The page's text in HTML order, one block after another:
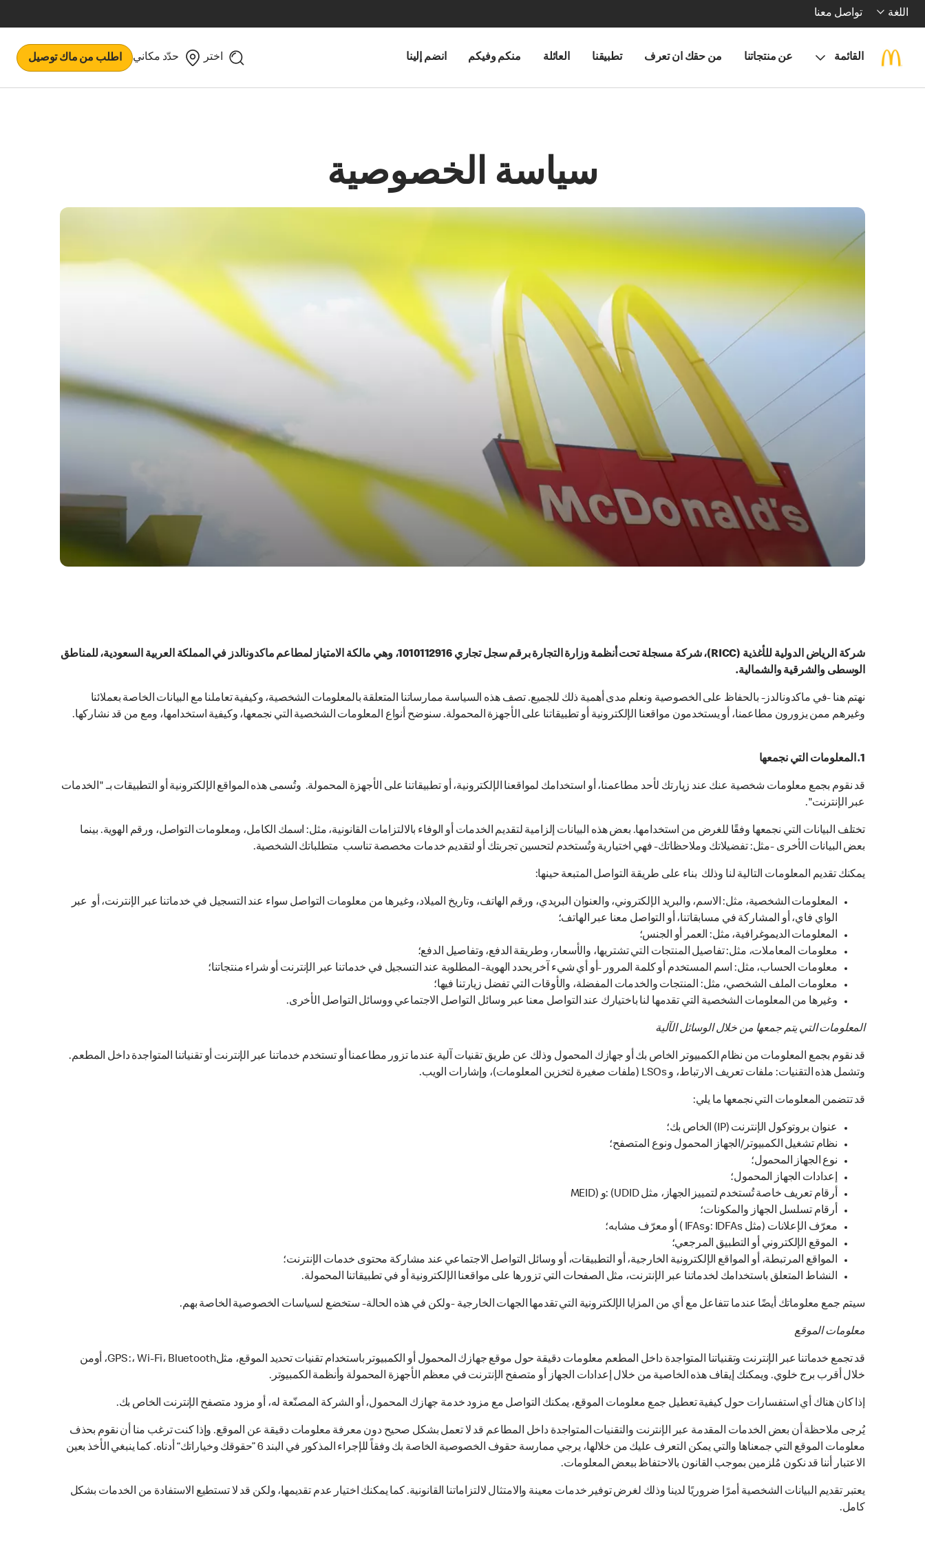
اللغة تواصل معنا
القائمة عن منتجاتنا من حقك ان تعرف تطبيقنا العائلة منكم وفيكم انضم إلينا اختر حدّد مكاني اطلب من ماك توصيل
سياسة الخصوصية
شركة الرياض الدولية للأغذية (RICC)، شركة مسجلة تحت أنظمة وزارة التجارة برقم سجل تجاري 1010112916، وهي مالكة الامتياز لمطاعم ماكدونالدز في المملكة العربية السعودية، للمناطق
الوسطى والشرقية والشمالية.
نهتم هنا -في ماكدونالدز- بالحفاظ على الخصوصية ونعلم مدى أهمية ذلك للجميع. تصف هذه السياسة ممارساتنا المتعلقة بالمعلومات الشخصية، وكيفية تعاملنا مع البيانات الخاصة بعملائنا
وغيرهم ممن يزورون مطاعمنا، أو يستخدمون مواقعنا الإلكترونية أو تطبيقاتنا على الأجهزة المحمولة. سنوضح أنواع المعلومات الشخصية التي نجمعها، وكيفية استخدامها، ومع من قد نشاركها.
1. المعلومات التي نجمعها
قد نقوم بجمع معلومات شخصية عنك عند زيارتك لأحد مطاعمنا، أو استخدامك لمواقعنا الإلكترونية، أو تطبيقاتنا على الأجهزة المحمولة. وتُسمى هذه المواقع الإلكترونية أو التطبيقات بـ "الخدمات
عبر الإنترنت".
تختلف البيانات التي نجمعها وفقًا للغرض من استخدامها. بعض هذه البيانات إلزامية لتقديم الخدمات أو الوفاء بالالتزامات القانونية، مثل: اسمك الكامل، ومعلومات التواصل، ورقم الهوية. بينما
بعض البيانات الأخرى -مثل: تفضيلاتك وملاحظاتك- فهي اختيارية وتُستخدم لتحسين تجربتك أو لتقديم خدمات مخصصة تناسب متطلباتك الشخصية.
يمكنك تقديم المعلومات التالية لنا وذلك بناء على طريقة التواصل المتبعة حينها:
المعلومات الشخصية، مثل: الاسم، والبريد الإلكتروني، والعنوان البريدي، ورقم الهاتف، وتاريخ الميلاد، وغيرها من معلومات التواصل سواء عند التسجيل في خدماتنا عبر الإنترنت، أو عبر
الواي فاي، أو المشاركة في مسابقاتنا، أو التواصل معنا عبر الهاتف؛
المعلومات الديموغرافية، مثل: العمر أو الجنس؛
معلومات المعاملات، مثل: تفاصيل المنتجات التي تشتريها، والأسعار، وطريقة الدفع، وتفاصيل الدفع؛
معلومات الحساب، مثل: اسم المستخدم أو كلمة المرور -أو أي شيء آخر يحدد الهوية- المطلوبة عند التسجيل في خدماتنا عبر الإنترنت أو شراء منتجاتنا؛
معلومات الملف الشخصي، مثل: المنتجات والخدمات المفضلة، والأوقات التي تفضل زيارتنا فيها؛
وغيرها من المعلومات الشخصية التي تقدمها لنا باختيارك عند التواصل معنا عبر وسائل التواصل الاجتماعي ووسائل التواصل الأخرى.
المعلومات التي يتم جمعها من خلال الوسائل الآلية
قد نقوم بجمع المعلومات من نظام الكمبيوتر الخاص بك أو جهازك المحمول وذلك عن طريق تقنيات آلية عندما تزور مطاعمنا أو تستخدم خدماتنا عبر الإنترنت أو تقنياتنا المتواجدة داخل المطعم.
وتشمل هذه التقنيات: ملفات تعريف الارتباط، و LSOs (ملفات صغيرة لتخزين المعلومات)، وإشارات الويب.
قد تتضمن المعلومات التي نجمعها ما يلي:
عنوان بروتوكول الإنترنت (IP) الخاص بك؛
نظام تشغيل الكمبيوتر/الجهاز المحمول ونوع المتصفح؛
نوع الجهاز المحمول؛
إعدادات الجهاز المحمول؛
أرقام تعريف خاصة تُستخدم لتمييز الجهاز، مثل UDID) :و (MEID
أرقام تسلسل الجهاز والمكونات؛
معرّف الإعلانات (مثل IDFAs :وIFAs ) أو معرّف مشابه؛
الموقع الإلكتروني أو التطبيق المرجعي؛
المواقع المرتبطة، أو المواقع الإلكترونية الخارجية، أو التطبيقات، أو وسائل التواصل الاجتماعي عند مشاركة محتوى خدمات الإنترنت؛
النشاط المتعلق باستخدامك لخدماتنا عبر الإنترنت، مثل الصفحات التي تزورها على مواقعنا الإلكترونية أو في تطبيقاتنا المحمولة.
سيتم جمع معلوماتك أيضًا عندما تتفاعل مع أي من المزايا الإلكترونية التي تقدمها الجهات الخارجية -ولكن في هذه الحالة- ستخضع لسياسات الخصوصية الخاصة بهم.
معلومات الموقع
قد تجمع خدماتنا عبر الإنترنت وتقنياتنا المتواجدة داخل المطعم معلومات دقيقة حول موقع جهازك المحمول أو الكمبيوتر باستخدام تقنيات تحديد الموقع، مثلGPS :، Wi-Fi، Bluetooth، أومن
خلال أقرب برج خلوي. ويمكنك إيقاف هذه الخاصية من خلال إعدادات الجهاز أو متصفح الإنترنت في معظم الأجهزة المحمولة وأنظمة الكمبيوتر.
إذا كان هناك أي استفسارات حول كيفية تعطيل جمع معلومات الموقع، يمكنك التواصل مع مزود خدمة جهازك المحمول، أو الشركة المصنّعة له، أو مزود متصفح الإنترنت الخاص بك.
يُرجى ملاحظة أن بعض الخدمات المقدمة عبر الإنترنت والتقنيات المتواجدة داخل المطاعم قد لا تعمل بشكل صحيح دون معرفة معلومات دقيقة عن الموقع. وإذا كنت ترغب منا أن نقوم بحذف
معلومات الموقع التي جمعناها والتي يمكن التعرف عليك من خلالها، يرجي ممارسة حقوف الخصوصية الخاصة بك وفقاً للإجراء المذكور في البند 6 ”حقوقك وخياراتك“ أدناه. كما ينبغي الأخذ بعين
الاعتبار أننا قد نكون مُلزمين بموجب القانون بالاحتفاظ ببعض المعلومات.
يعتبر تقديم البيانات الشخصية أمرًا ضروريًا لدينا وذلك لغرض توفير خدمات معينة والامتثال لالتزاماتنا القانونية. كما يمكنك اختيار عدم تقديمها، ولكن قد لا تستطيع الاستفادة من الخدمات بشكل
كامل.